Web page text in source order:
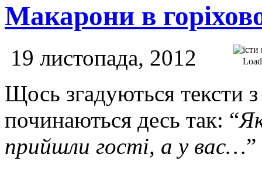
Макарони в
19 листопада, 2012
Щось згадуються тексти
починаються десь так: “
прийшли гості, а у вас…